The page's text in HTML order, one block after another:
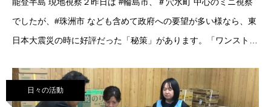
でしたが、#珠洲市 なども含めて政府への要望が多い様なら、東
日本大震災の時に好評だった「秘策」があります。「ワンストッ
き、現地で要望ヒアリングを行うのです。東
日々の活動